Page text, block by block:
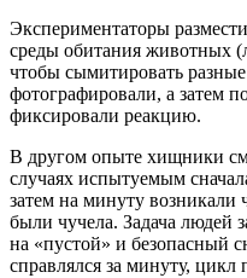
Экспериментаторы
среды обитания животных
чтобы сымитировать
фотографировали, а затем
фиксировали реакцию.
В другом опыте хищники
случаях испытуемым
затем на минуту
были чучела. Задача людей
на «пустой» и безопасный
справлялся за минуту, цикл